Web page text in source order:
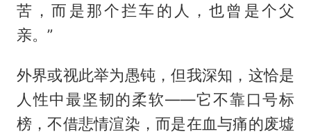
苦，而是那个拦车的人，也曾是个父
亲。”
外界或视此举为愚钝，但我深知，这恰是
人性中最坚韧的柔软——它不靠口号标
榜，不借悲情渲染，而是在血与痛的废墟